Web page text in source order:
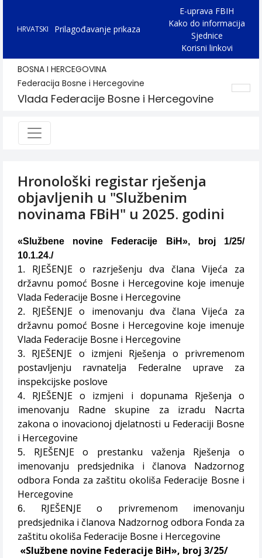
HRVATSKI Prilagođavanje prikaza
E-uprava FBIH
Kako do informacija
Sjednice
Korisni linkovi
BOSNA I HERCEGOVINA
Federacija Bosne i Hercegovine
Vlada Federacije Bosne i Hercegovine
Hronološki registar rješenja
objavljenih u "Službenim
novinama FBiH" u 2025. godini
«Službene novine Federacije BiH», broj 1/25/
10.1.24./
1. RJEŠENJE o razrješenju dva člana Vijeća za
državnu pomoć Bosne i Hercegovine koje imenuje
Vlada Federacije Bosne i Hercegovine
2. RJEŠENJE o imenovanju dva člana Vijeća za
državnu pomoć Bosne i Hercegovine koje imenuje
Vlada Federacije Bosne i Hercegovine
3. RJEŠENJE o izmjeni Rješenja o privremenom
postavljenju ravnatelja Federalne uprave za
inspekcijske poslove
4. RJEŠENJE o izmjeni i dopunama Rješenja o
imenovanju Radne skupine za izradu Nacrta
zakona o inovacionoj djelatnosti u Federaciji Bosne
i Hercegovine
5. RJEŠENJE o prestanku važenja Rješenja o
imenovanju predsjednika i članova Nadzornog
odbora Fonda za zaštitu okoliša Federacije Bosne i
Hercegovine
6. RJEŠENJE o privremenom imenovanju
predsjednika i članova Nadzornog odbora Fonda za
zaštitu okoliša Federacije Bosne i Hercegovine
«Službene novine Federacije BiH», broj 3/25/